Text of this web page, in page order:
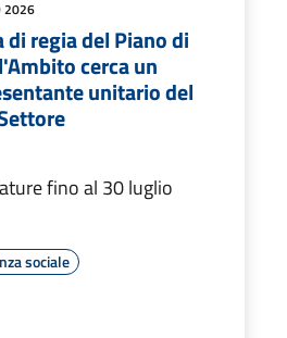
2026
di regia del Piano di
cerca un
unitario del
fino al 30 luglio
sociale